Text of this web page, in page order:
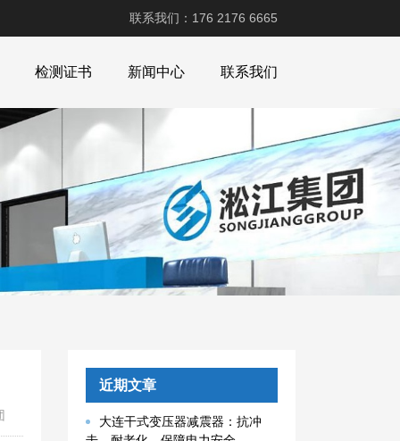
联系我们：176 2176 6665
检测证书 新闻中心 联系我们
近期文章
大连干式变压器减震器：抗冲